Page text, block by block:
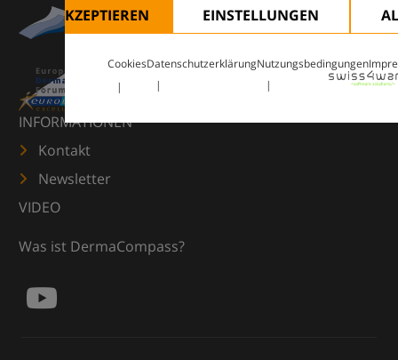
ALLE AKZEPTIEREN
EINSTELLUNGEN
CookiesDatenschutzerklärungNutzungsbedingungen
INFORMATIONEN
Kontakt
Newsletter
VIDEO
Was ist DermaCompass?